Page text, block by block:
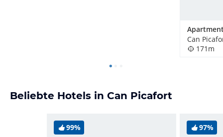
Can
171m
Beliebte Hotels in Can Picafort
99% 97%